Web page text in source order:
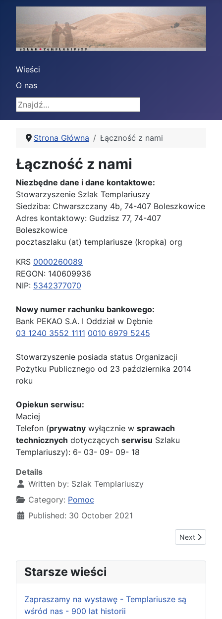
Wieści
O nas
Znajdź
Strona Główna Łączność z nami
Łączność z nami
Niezbędne dane i dane kontaktowe:
Stowarzyszenie Szlak Templariuszy
Siedziba: Chwarszczany 4b, 74-407 Boleszkowice
Adres kontaktowy: Gudzisz 77, 74-407
Boleszkowice
pocztaszlaku (at) templariusze (kropka) org
KRS 0000260089
REGON: 140609936
NIP: 5342377070
Nowy numer rachunku bankowego:
Bank PEKAO S.A. I Oddział w Dębnie
03 1240 3552 1111 0010 6979 5245
Stowarzyszenie posiada status Organizacji
Pożytku Publicznego od 23 października 2014
roku
Opiekun serwisu:
Maciej
Telefon (prywatny wyłącznie w sprawach
technicznych dotyczących serwisu Szlaku
Templariuszy): 6- 03- 09- 09- 18
Details
Written by: Szlak Templariuszy
Category: Pomoc
Published: 30 October 2021
Next article:
Next
Starsze wieści
Zapraszamy na wystawę - Templariusze są
wśród nas - 900 lat historii